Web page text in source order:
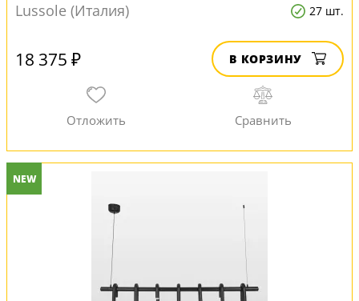
Lussole (Италия) 27 шт.
18 375 ₽ В КОРЗИНУ
NEW